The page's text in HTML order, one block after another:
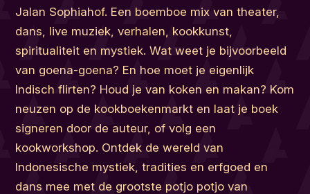
Jalan Sophiahof. Een boemboe mix van theater,
dans, live muziek, verhalen, kookkunst,
spiritualiteit en mystiek. Wat weet je bijvoorbeeld
van goena-goena? En hoe moet je eigenlijk
Indisch flirten? Houd je van koken en makan? Kom
neuzen op de kookboekenmarkt en laat je boek
signeren door de auteur, of volg een
kookworkshop. Ontdek de wereld van
Indonesische mystiek, tradities en erfgoed en
dans mee met de grootste potjo potjo van